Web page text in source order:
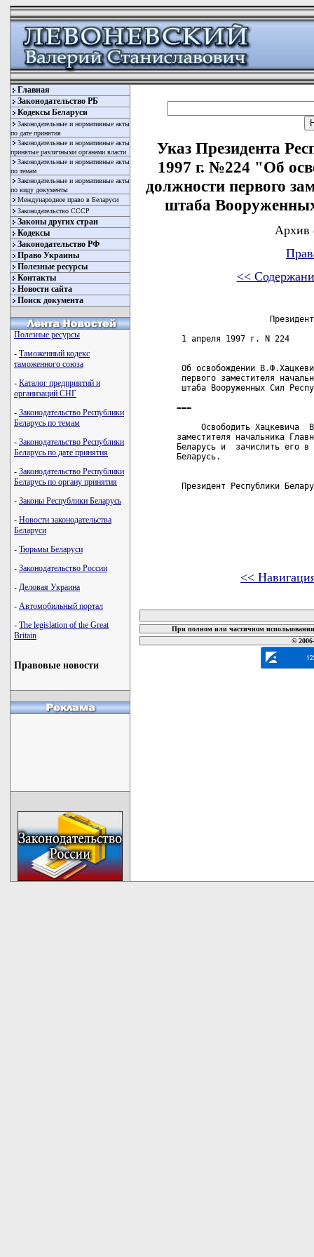
Главная
Законодательство РБ
Кодексы Беларуси
Законодательные и нормативные акты
по дате принятия
Законодательные и нормативные акты
принятые различными органами власти
Законодательные и нормативные акты
по темам
Законодательные и нормативные акты
по виду документы
Международное право в Беларуси
Законодательство СССР
Законы других стран
Кодексы
Законодательство РФ
Право Украины
Полезные ресурсы
Контакты
Новости сайта
Поиск документа
Полезные ресурсы
- Таможенный кодекс
таможенного союза
- Каталог предприятий и
организаций СНГ
- Законодательство Республики
Беларусь по темам
- Законодательство Республики
Беларусь по дате принятия
- Законодательство Республики
Беларусь по органу принятия
- Законы Республики Беларусь
- Новости законодательства
Беларуси
- Тюрьмы Беларуси
- Законодательство России
- Деловая Украина
- Автомобильный портал
- The legislation of the Great
Britain
Правовые новости
Указ Президента
1997 г. №224 "Об
должности первого
штаба
Архив
<<
1 апреля 1997 г. N
Об освобождении
первого заместителя
штаба Вооруженных Сил
===
Освободить Хацкевича
заместителя начальника
Беларусь и  зачислить его в
Беларусь.
Президент Республики
<<
При полном или частичном
©